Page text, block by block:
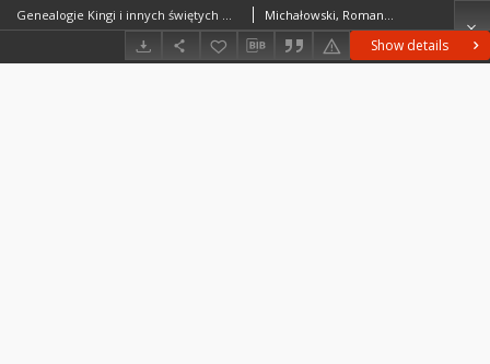
Show details
Genealogie Kingi i innych świętych władczyń w średniowieczu : studium hagiograficzne Michałowski, Roman (1949– )